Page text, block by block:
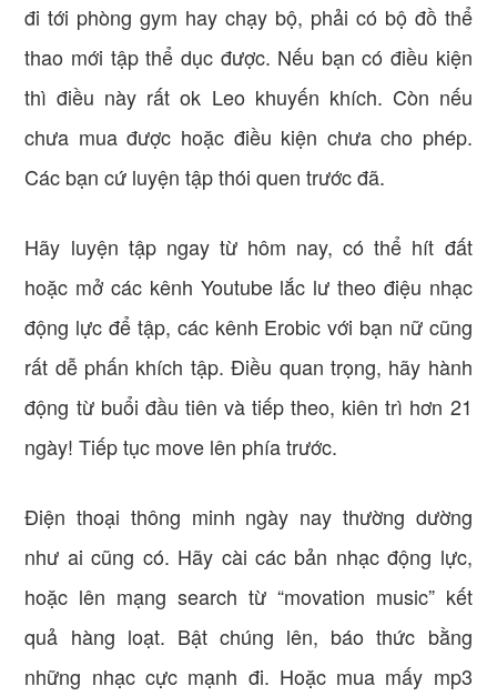
đi tới phòng gym hay chạy bộ, phải có bộ đồ thể
thao mới tập thể dục được. Nếu bạn có điều kiện
thì điều này rất ok Leo khuyến khích. Còn nếu
chưa mua được hoặc điều kiện chưa cho phép.
Các bạn cứ luyện tập thói quen trước đã.
Hãy luyện tập ngay từ hôm nay, có thể hít đất
hoặc mở các kênh Youtube lắc lư theo điệu nhạc
động lực để tập, các kênh Erobic với bạn nữ cũng
rất dễ phấn khích tập. Điều quan trọng, hãy hành
động từ buổi đầu tiên và tiếp theo, kiên trì hơn 21
ngày! Tiếp tục move lên phía trước.
Điện thoại thông minh ngày nay thường dường
như ai cũng có. Hãy cài các bản nhạc động lực,
hoặc lên mạng search từ “movation music” kết
quả hàng loạt. Bật chúng lên, báo thức bằng
những nhạc cực mạnh đi. Hoặc mua mấy mp3